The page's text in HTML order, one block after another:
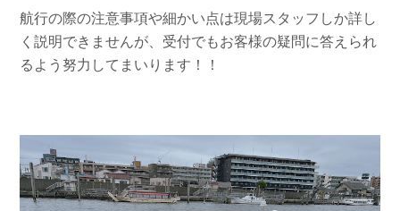
航行の際の注意事項や細かい点は現場スタッフしか詳し
く説明できませんが、受付でもお客様の疑問に答えられ
るよう努力してまいります！！